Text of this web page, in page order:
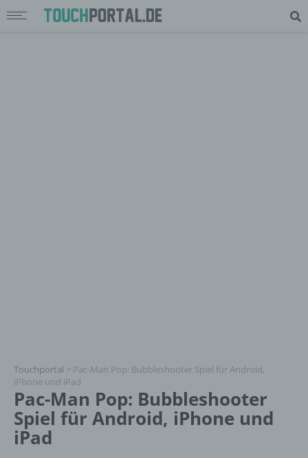
Touchportal > Pac-Man Pop: Bubbleshooter Spiel für Android,
iPhone und iPad
Pac-Man Pop: Bubbleshooter
Spiel für Android, iPhone und
iPad